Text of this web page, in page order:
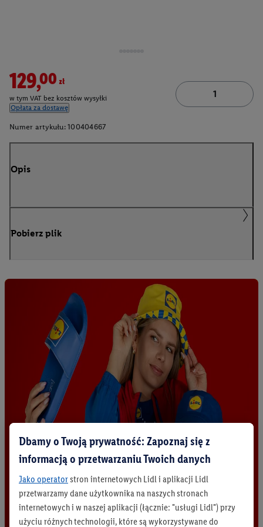
129,00zł
w tym VAT bez kosztów wysyłki
Opłata za dostawę
Numer artykułu: 100404667
Opis
Pobierz plik
Dbamy o Twoją prywatność: Zapoznaj się z
informacją o przetwarzaniu Twoich danych
Jako operatorstron internetowych Lidl i aplikacji Lidl
przetwarzamy dane użytkownika na naszych stronach
internetowych i w naszej aplikacji (łącznie: "usługi Lidl") przy
użyciu różnych technologii, które są wykorzystywane do